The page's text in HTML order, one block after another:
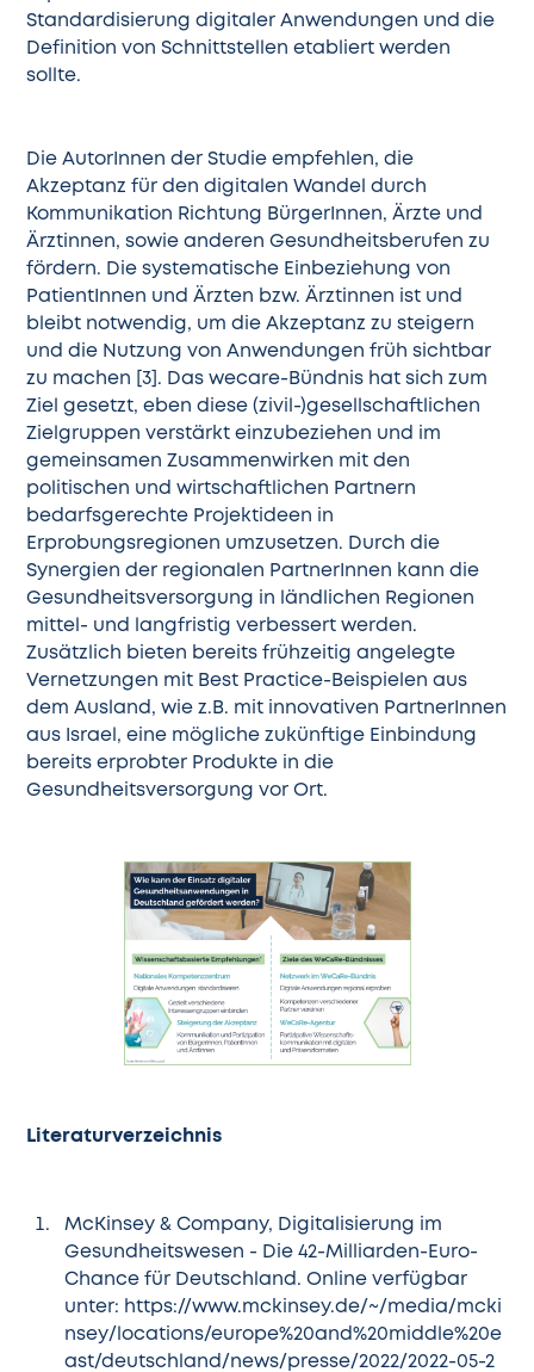
Standardisierung digitaler Anwendungen und die
Definition von Schnittstellen etabliert werden
sollte.
Die AutorInnen der Studie empfehlen, die
Akzeptanz für den digitalen Wandel durch
Kommunikation Richtung BürgerInnen, Ärzte und
Ärztinnen, sowie anderen Gesundheitsberufen zu
fördern. Die systematische Einbeziehung von
PatientInnen und Ärzten bzw. Ärztinnen ist und
bleibt notwendig, um die Akzeptanz zu steigern
und die Nutzung von Anwendungen früh sichtbar
zu machen [3]. Das wecare-Bündnis hat sich zum
Ziel gesetzt, eben diese (zivil-)gesellschaftlichen
Zielgruppen verstärkt einzubeziehen und im
gemeinsamen Zusammenwirken mit den
politischen und wirtschaftlichen Partnern
bedarfsgerechte Projektideen in
Erprobungsregionen umzusetzen. Durch die
Synergien der regionalen PartnerInnen kann die
Gesundheitsversorgung in ländlichen Regionen
mittel- und langfristig verbessert werden.
Zusätzlich bieten bereits frühzeitig angelegte
Vernetzungen mit Best Practice-Beispielen aus
dem Ausland, wie z.B. mit innovativen PartnerInnen
aus Israel , eine mögliche zukünftige Einbindung
bereits erprobter Produkte in die
Gesundheitsversorgung vor Ort.
Literaturverzeichnis
McKinsey & Company, Digitalisierung im
Gesundheitswesen - Die 42-Milliarden-Euro-
Chance für Deutschland. Online verfügbar
unter: https://www.mckinsey.de/~/media/mcki
nsey/locations/europe%20and%20middle%20e
ast/deutschland/news/presse/2022/2022-05-2